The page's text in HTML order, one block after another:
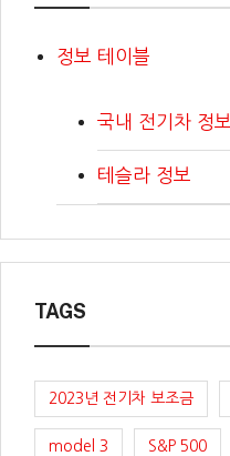
정보 테이블
국내 전기차 정보
테슬라 정보
TAGS
2023년 전기차 보조금
model 3 S&P 500